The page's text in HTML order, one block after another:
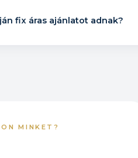
fix áras ajánlatot adnak?
MINKET?